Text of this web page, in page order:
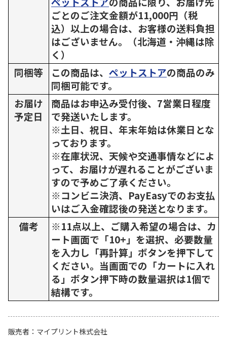
ごとのご注文金額が11,000円（税
込）以上の場合は、お客様の送料負担
はございません。（北海道・沖縄は除
く）
同梱等
この商品は、 ペットストアの商品のみ
同梱可能です。
お届け
予定日
商品はお申込み受付後、7営業日程度
で発送いたします。
※土日、祝日、年末年始は休業日とな
っております。
※在庫状況、天候や交通事情などによ
って、お届けが遅れることがございま
すので予めご了承ください。
※コンビニ決済、PayEasyでのお支払
いはご入金確認後の発送となります。
備考
※11点以上、ご購入希望の場合は、カ
ート画面で「10+」を選択、必要数量
を入力し「再計算」ボタンを押下して
ください。当画面での「カートに入れ
る」ボタン押下時の数量選択は1個で
結構です。
販売者
マイプリント株式会社